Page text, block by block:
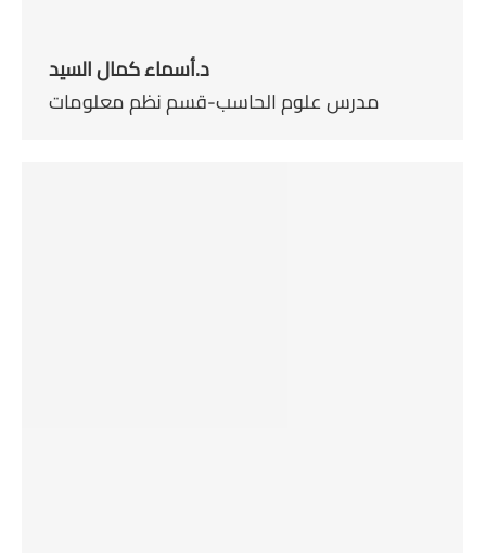
د.أسماء كمال السيد
مدرس علوم الحاسب-قسم نظم معلومات